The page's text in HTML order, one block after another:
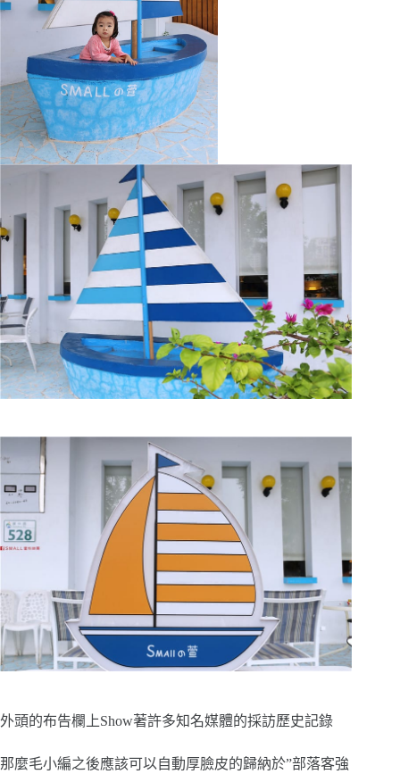
外頭的布告欄上Show著許多知名媒體的採訪歷史記錄
那麼毛小編之後應該可以自動厚臉皮的歸納於”部落客強